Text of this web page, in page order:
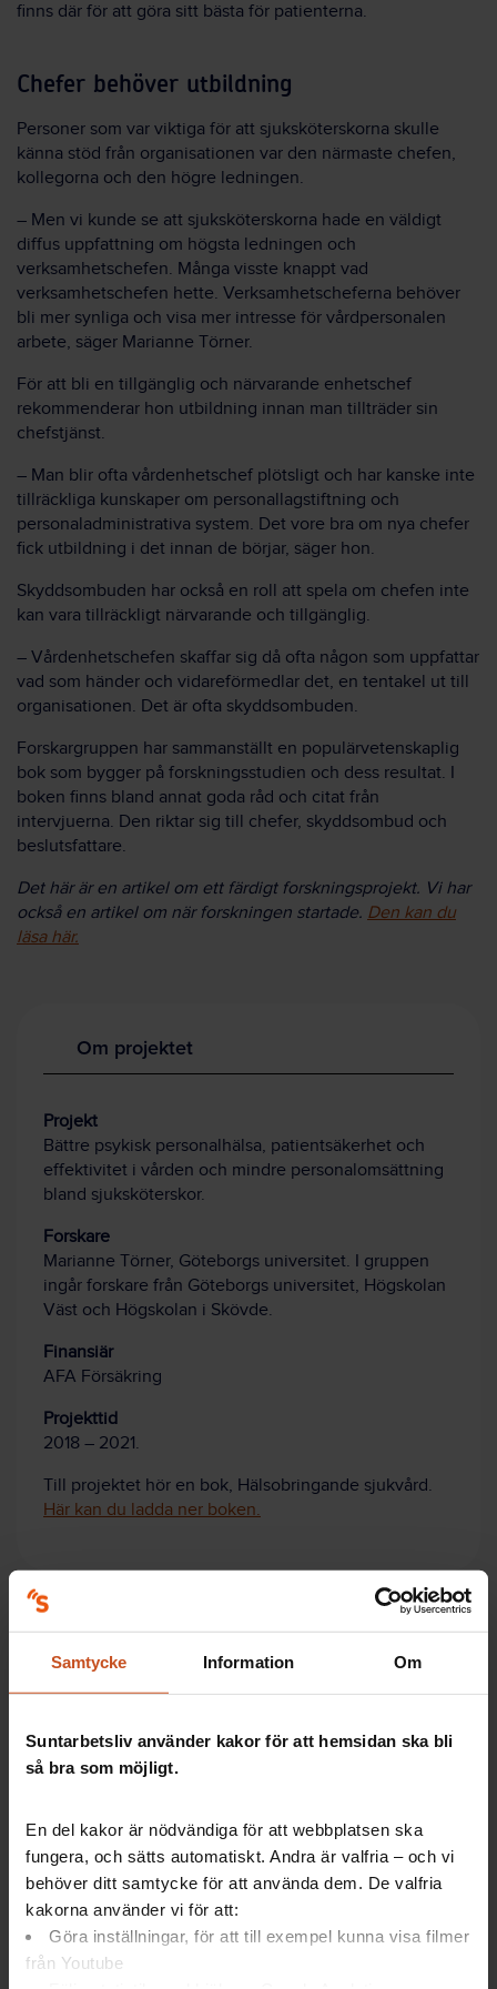
Samtycke Information Om
Suntarbetsliv använder kakor för att hemsidan ska bli
så bra som möjligt.
En del kakor är nödvändiga för att webbplatsen ska
fungera, och sätts automatiskt. Andra är valfria – och vi
behöver ditt samtycke för att använda dem. De valfria
kakorna använder vi för att:
Göra inställningar, för att till exempel kunna visa filmer
från Youtube
finns där för att göra sitt bästa för patienterna.
Chefer behöver utbildning
Personer som var viktiga för att sjuksköterskorna skulle
känna stöd från organisationen var den närmaste chefen,
kollegorna och den högre ledningen.
– Men vi kunde se att sjuksköterskorna hade en väldigt
diffus uppfattning om högsta ledningen och
verksamhetschefen. Många visste knappt vad
verksamhetschefen hette. Verksamhetscheferna behöver
bli mer synliga och visa mer intresse för vårdpersonalen
arbete, säger Marianne Törner.
För att bli en tillgänglig och närvarande enhetschef
rekommenderar hon utbildning innan man tillträder sin
chefstjänst.
– Man blir ofta vårdenhetschef plötsligt och har kanske inte
tillräckliga kunskaper om personallagstiftning och
personaladministrativa system. Det vore bra om nya chefer
fick utbildning i det innan de börjar, säger hon.
Skyddsombuden har också en roll att spela om chefen inte
kan vara tillräckligt närvarande och tillgänglig.
– Vårdenhetschefen skaffar sig då ofta någon som uppfattar
vad som händer och vidareförmedlar det, en tentakel ut till
organisationen. Det är ofta skyddsombuden.
Forskargruppen har sammanställt en populärvetenskaplig
bok som bygger på forskningsstudien och dess resultat. I
boken finns bland annat goda råd och citat från
intervjuerna. Den riktar sig till chefer, skyddsombud och
beslutsfattare.
Det här är en artikel om ett färdigt forskningsprojekt. Vi har
också en artikel om när forskningen startade. Den kan du
läsa här.
Om projektet
Projekt
Bättre psykisk personalhälsa, patientsäkerhet och
effektivitet i vården och mindre personalomsättning
bland sjuksköterskor.
Forskare
Marianne Törner, Göteborgs universitet. I gruppen
ingår forskare från Göteborgs universitet, Högskolan
Väst och Högskolan i Skövde.
Finansiär
AFA Försäkring
Projekttid
2018 – 2021.
Till projektet hör en bok, Hälsobringande sjukvård.
Här kan du ladda ner boken.
POS, Perceived Organizational Support, betyder
medarbetarna uppfattar att organisationen:
bryr sig om deras välbefinnande
uppskattar deras arbetsinsats
Ett sådant klimat ökar enligt forskningen chansen att
medarbetarna vill bidra till organisationens mål.